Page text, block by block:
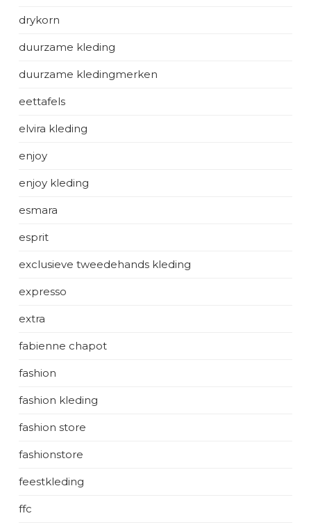
drykorn
duurzame kleding
duurzame kledingmerken
eettafels
elvira kleding
enjoy
enjoy kleding
esmara
esprit
exclusieve tweedehands kleding
expresso
extra
fabienne chapot
fashion
fashion kleding
fashion store
fashionstore
feestkleding
ffc